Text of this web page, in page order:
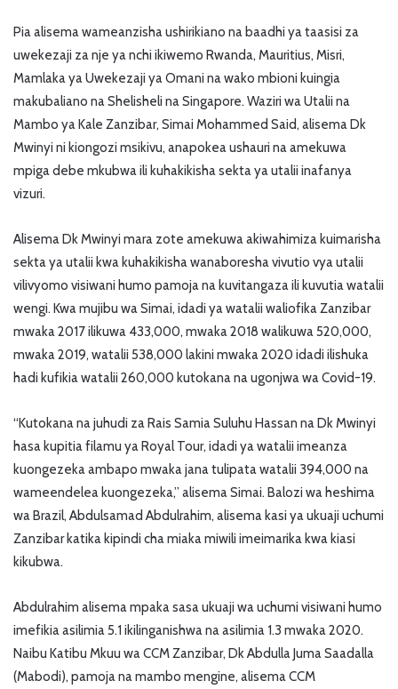
Pia alisema wameanzisha ushirikiano na baadhi ya taasisi za
uwekezaji za nje ya nchi ikiwemo Rwanda, Mauritius, Misri,
Mamlaka ya Uwekezaji ya Omani na wako mbioni kuingia
makubaliano na Shelisheli na Singapore. Waziri wa Utalii na
Mambo ya Kale Zanzibar, Simai Mohammed Said, alisema Dk
Mwinyi ni kiongozi msikivu, anapokea ushauri na amekuwa
mpiga debe mkubwa ili kuhakikisha sekta ya utalii inafanya
vizuri.
Alisema Dk Mwinyi mara zote amekuwa akiwahimiza kuimarisha
sekta ya utalii kwa kuhakikisha wanaboresha vivutio vya utalii
vilivyomo visiwani humo pamoja na kuvitangaza ili kuvutia watalii
wengi. Kwa mujibu wa Simai, idadi ya watalii waliofika Zanzibar
mwaka 2017 ilikuwa 433,000, mwaka 2018 walikuwa 520,000,
mwaka 2019, watalii 538,000 lakini mwaka 2020 idadi ilishuka
hadi kufikia watalii 260,000 kutokana na ugonjwa wa Covid-19.
“Kutokana na juhudi za Rais Samia Suluhu Hassan na Dk Mwinyi
hasa kupitia filamu ya Royal Tour, idadi ya watalii imeanza
kuongezeka ambapo mwaka jana tulipata watalii 394,000 na
wameendelea kuongezeka,” alisema Simai. Balozi wa heshima
wa Brazil, Abdulsamad Abdulrahim, alisema kasi ya ukuaji uchumi
Zanzibar katika kipindi cha miaka miwili imeimarika kwa kiasi
kikubwa.
Abdulrahim alisema mpaka sasa ukuaji wa uchumi visiwani humo
imefikia asilimia 5.1 ikilinganishwa na asilimia 1.3 mwaka 2020.
Naibu Katibu Mkuu wa CCM Zanzibar, Dk Abdulla Juma Saadalla
(Mabodi), pamoja na mambo mengine, alisema CCM